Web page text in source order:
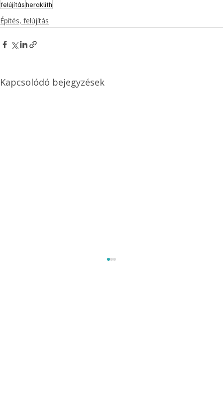
felújításheraklith
Építés, felújítás
Kapcsolódó bejegyzések